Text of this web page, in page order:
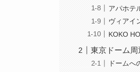
アパホテ
ヴィアイ
KOKO
東京ドーム
ドームへ